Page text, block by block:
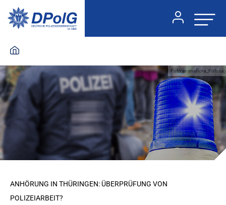
Foto:animaflora_Fotolia
ANHÖRUNG IN THÜRINGEN: ÜBERPRÜFUNG VON
POLIZEIARBEIT?